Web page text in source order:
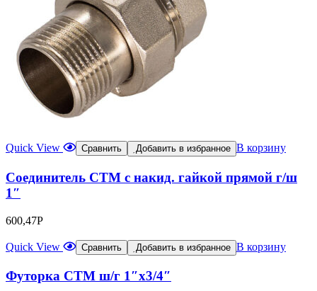
Quick View Сравнить Добавить в избранное В корзину
Соединитель СТМ с накид. гайкой прямой г/ш
1″
600,47Р
Quick View Сравнить Добавить в избранное В корзину
Футорка СТМ ш/г 1″x3/4″